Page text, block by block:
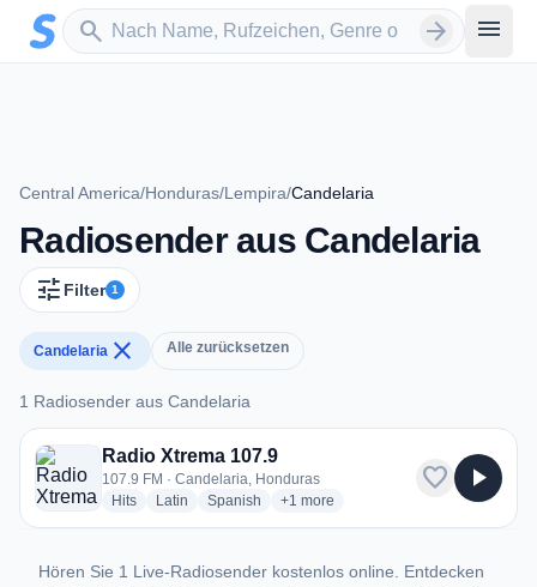
Zum Hauptinhalt springen
search
Sender suchen arrow_forward menu
Central America/Honduras/Lempira/Candelaria
Radiosender aus Candelaria
tune Filter 1
Candelaria close Alle zurücksetzen
1 Radiosender aus Candelaria
1 Radiosender aus Candelaria
Radio Xtrema 107.9
107.9 FM · Candelaria, Honduras
Hitsradio stations
Latin radio stations
Spanish radio stations
+1 more genres for Radio Xtrema 107.9
more
favorite play_arrow
Hören Sie 1 Live-Radiosender kostenlos online. Entdecken